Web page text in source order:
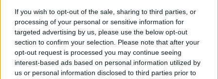
If you wish to opt-out of the sale, sharing to third parties, or
processing of your personal or sensitive information for
targeted advertising by us, please use the below opt-out
section to confirm your selection. Please note that after your
opt-out request is processed you may continue seeing
interest-based ads based on personal information utilized by
us or personal information disclosed to third parties prior to
Judicialmente las diligencias se iniciaron en
2003 en el entonces Juzgado de Primera
Instancia e Instrucción número 8 de Jaén. Al